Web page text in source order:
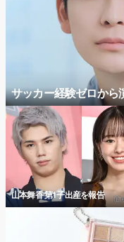
サッカー経験ゼロから
山本舞香 第1子出産を報告